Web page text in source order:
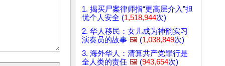
1. 揭买尸案律师指“更高层介入”担
忧个人安全 (1,518,944次)
2. 华人移民：女儿成为神韵实习
演奏员的故事 🖼️ (1,038,849次)
3. 海外华人：清算共产党罪行是
全人类的责任 🖼️ (943,654次)